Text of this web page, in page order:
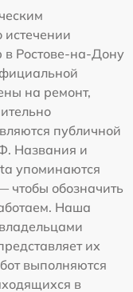
в Ростове-на-Дону
на ремонт,
публичной
Названия и
упоминаются
чтобы обозначить
Наша
их
выполняются
в